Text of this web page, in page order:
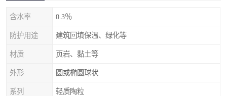
含水率 0.3％
防护用途 建筑回填保温、绿化等
材质 页岩、黏土等
外形 圆或椭圆球状
系列 轻质陶粒